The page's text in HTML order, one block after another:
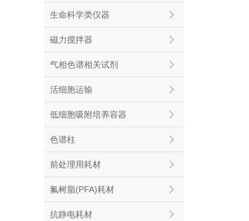
生命科学类仪器
磁力搅拌器
气相色谱相关试剂
活细胞运输
低细胞吸附培养容器
色谱柱
前处理用耗材
氟树脂(PFA)耗材
抗静电耗材